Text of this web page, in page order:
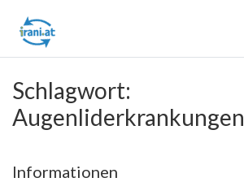
Schlagwort:
Augenliderkrankungen
Informationen